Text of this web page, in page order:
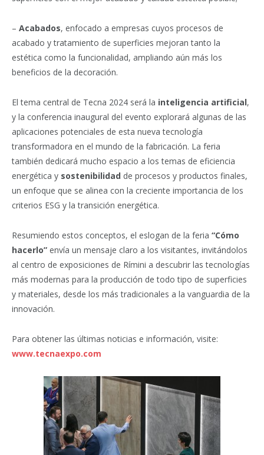
– Acabados, enfocado a empresas cuyos procesos de
acabado y tratamiento de superficies mejoran tanto la
estética como la funcionalidad, ampliando aún más los
beneficios de la decoración.
El tema central de Tecna 2024 será la inteligencia artificial,
y la conferencia inaugural del evento explorará algunas de las
aplicaciones potenciales de esta nueva tecnología
transformadora en el mundo de la fabricación. La feria
también dedicará mucho espacio a los temas de eficiencia
energética y sostenibilidad de procesos y productos finales,
un enfoque que se alinea con la creciente importancia de los
criterios ESG y la transición energética.
Resumiendo estos conceptos, el eslogan de la feria “Cómo
hacerlo” envía un mensaje claro a los visitantes, invitándolos
al centro de exposiciones de Rímini a descubrir las tecnologías
más modernas para la producción de todo tipo de superficies
y materiales, desde los más tradicionales a la vanguardia de la
innovación.
Para obtener las últimas noticias e información, visite:
www.tecnaexpo.com